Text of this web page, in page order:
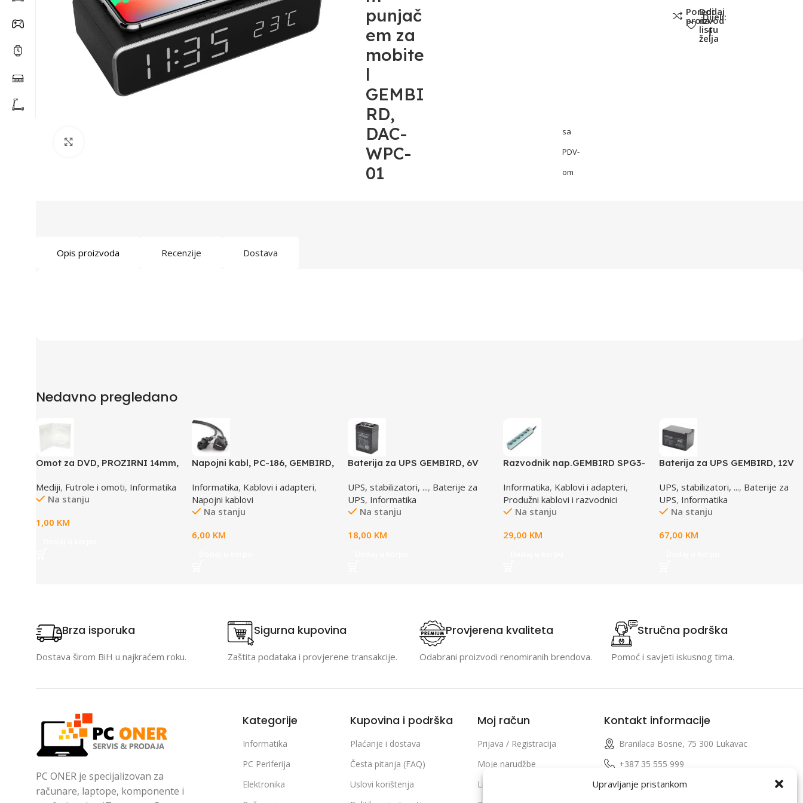
Upravljanje pristankom
punjač
em za
mobite
l
GEMBI
RD,
DAC-
WPC-
01
sa
PDV-
om
Poredi
proizvod
Dodaj
na
listu
želja
Dijeli:
Opis proizvoda Recenzije Dostava
Nedavno pregledano
Omot za DVD, PROZIRNI 14mm,
Mediji, Futrole i omoti, Informatika
Na stanju
1,00 KM
Napojni kabl, PC-186, GEMBIRD,
Informatika, Kablovi i adapteri,
Napojni kablovi
Na stanju
6,00 KM
Baterija za UPS GEMBIRD, 6V
UPS, stabilizatori, ..., Baterije za
UPS, Informatika
Na stanju
18,00 KM
Razvodnik nap.GEMBIRD SPG3-
4,5m, osigurač, prenaponska
zaštita
Informatika, Kablovi i adapteri,
Produžni kablovi i razvodnici
Na stanju
29,00 KM
Baterija za UPS GEMBIRD, 12V
UPS, stabilizatori, ..., Baterije za
UPS, Informatika
Na stanju
67,00 KM
Brza isporuka
Dostava širom BiH u najkraćem roku.
Sigurna kupovina
Zaštita podataka i provjerene transakcije.
Provjerena kvaliteta
Odabrani proizvodi renomiranih brendova.
Stručna podrška
Pomoć i savjeti iskusnog tima.
PC ONER je specijalizovan za
računare, laptope, komponente i
Kategorije
Informatika
PC Periferija
Elektronika
Kupovina i podrška
Plaćanje i dostava
Česta pitanja (FAQ)
Uslovi korištenja
Moj račun
Prijava / Registracija
Moje narudžbe
Lista želja
Kontakt informacije
Branilaca Bosne, 75 300 Lukavac
+387 35 555 999
info@pconer.ba